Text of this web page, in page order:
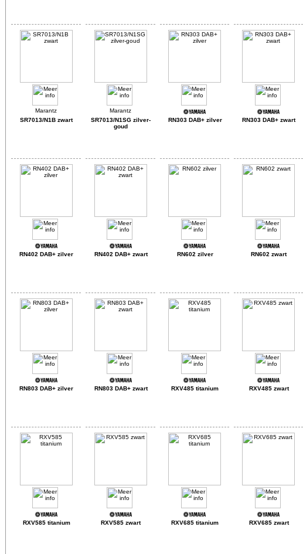
SR7013/N1B zwart
SR7013/N1SG zilver-
goud
RN303 DAB+ zilver RN303 DAB+ zwart
RN402 DAB+ zilver RN402 DAB+ zwart RN602 zilver RN602 zwart
RN803 DAB+ zilver RN803 DAB+ zwart RXV485 titanium RXV485 zwart
RXV585 titanium RXV585 zwart RXV685 titanium RXV685 zwart